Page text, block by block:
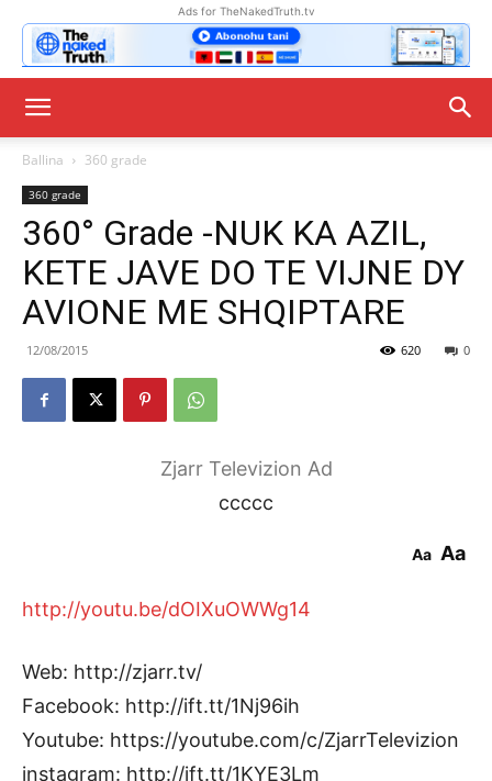
Ads for TheNakedTruth.tv
Ballina 360 grade
360 grade
360° Grade -NUK KA AZIL,
KETE JAVE DO TE VIJNE DY
AVIONE ME SHQIPTARE
12/08/2015 0
620
Zjarr Televizion Ad
ccccc
Aa Aa
http://youtu.be/dOIXuOWWg14
Web: http://zjarr.tv/
Facebook: http://ift.tt/1Nj96ih
Youtube: https://youtube.com/c/ZjarrTelevizion
instagram: http://ift.tt/1KYE3Lm